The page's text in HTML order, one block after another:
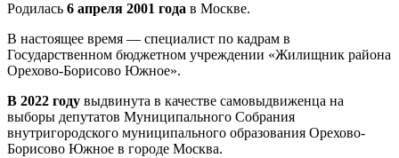
Родилась 6 апреля 2001 года в Москве.
В настоящее время — специалист по кадрам в
Государственном бюджетном учреждении «Жилищник района
Орехово-Борисово Южное».
В 2022 году выдвинута в качестве самовыдвиженца на
выборы депутатов Муниципального Собрания
внутригородского муниципального образования Орехово-
Борисово Южное в городе Москва.